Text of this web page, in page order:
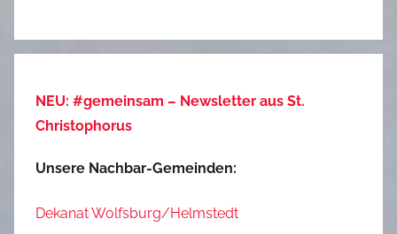
NEU: #gemeinsam – Newsletter aus St.
Christophorus
Unsere Nachbar-Gemeinden:
Dekanat Wolfsburg/Helmstedt